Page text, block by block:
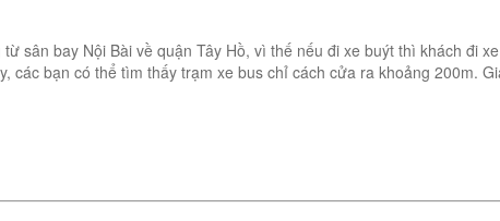
sân bay Nội Bài về quận Tây Hồ, vì thế nếu đi xe buýt thì khách đi
các bạn có thể tìm thấy trạm xe bus chỉ cách cửa ra khoảng 200m.